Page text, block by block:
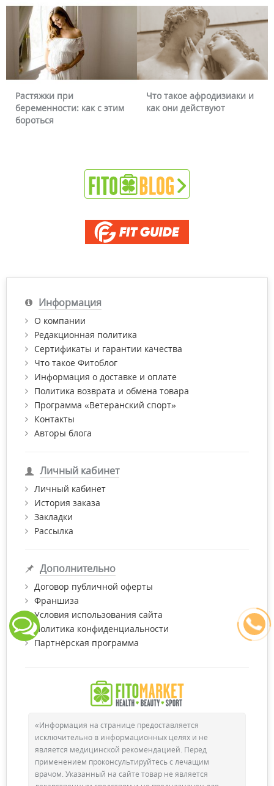
Растяжки при
беременности: как с этим
бороться
Что такое афродизиаки и
как они действуют
Информация
О компании
Редакционная политика
Сертификаты и гарантии качества
Что такое Фитоблог
Информация о доставке и оплате
Политика возврата и обмена товара
Программа «Ветеранский спорт»
Контакты
Авторы блога
Личный кабинет
Личный кабинет
История заказа
Закладки
Рассылка
Дополнительно
Договор публичной оферты
Франшиза
Условия использования сайта
Политика конфиденциальности
Партнёрская программа
«Информация на странице предоставляется
исключительно в информационных целях и не
является медицинской рекомендацией. Перед
применением проконсультируйтесь с лечащим
врачом. Указанный на сайте товар не является